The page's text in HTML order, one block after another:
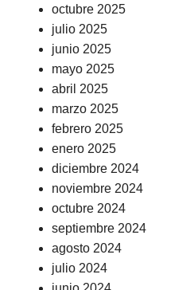
octubre 2025
julio 2025
junio 2025
mayo 2025
abril 2025
marzo 2025
febrero 2025
enero 2025
diciembre 2024
noviembre 2024
octubre 2024
septiembre 2024
agosto 2024
julio 2024